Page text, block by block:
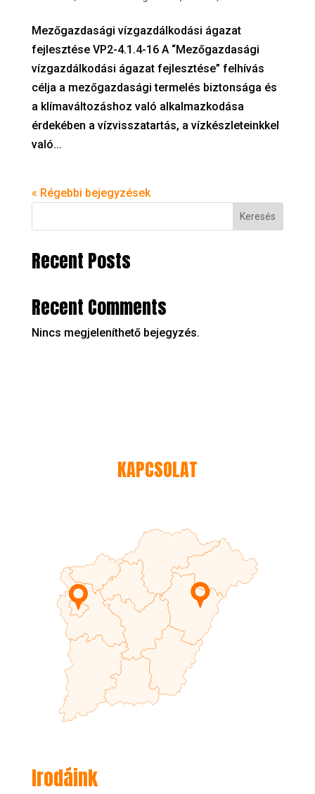
Mezőgazdasági vízgazdálkodási ágazat
fejlesztése VP2-4.1.4-16 A “Mezőgazdasági
vízgazdálkodási ágazat fejlesztése” felhívás
célja a mezőgazdasági termelés biztonsága és
a klímaváltozáshoz való alkalmazkodása
érdekében a vízvisszatartás, a vízkészleteinkkel
való...
« Régebbi bejegyzések
Keresés
Recent Posts
Recent Comments
Nincs megjeleníthető bejegyzés.
KAPCSOLAT
Irodáink